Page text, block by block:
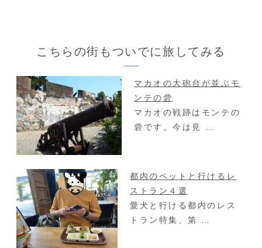
こちらの街もついでに旅してみる
マカオの大砲台が並ぶモ
ンテの砦
マカオの戦跡はモンテの
砦です。今は見 …
都内のペットと行けるレ
ストラン４選
愛犬と行ける都内のレス
トラン特集、第 …